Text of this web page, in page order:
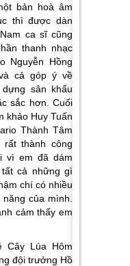
bản hoà âm
thì được dàn
Nam ca sĩ cũng
thanh nhạc
Nguyễn Hồng
cả góp ý về
sân khấu
sắc hơn. Cuối
khảo Huy Tuấn
Thành Tâm
rất thành công
vì em đã dám
cả những gì
chí có nhiều
của mình.
cảm thấy em
Cây Lúa Hôm
đội trưởng Hồ